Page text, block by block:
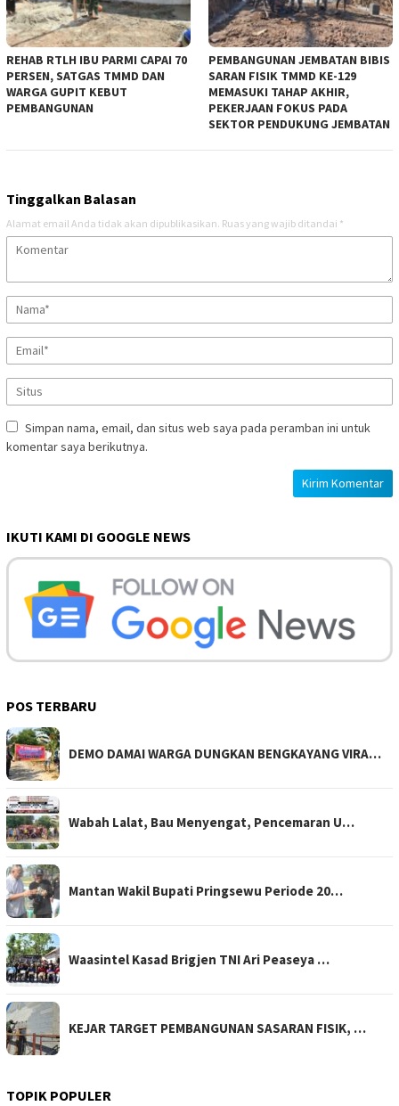
REHAB RTLH IBU PARMI CAPAI 70
PERSEN, SATGAS TMMD DAN
WARGA GUPIT KEBUT
PEMBANGUNAN
PEMBANGUNAN JEMBATAN BIBIS
SARAN FISIK TMMD KE-129
MEMASUKI TAHAP AKHIR,
PEKERJAAN FOKUS PADA
SEKTOR PENDUKUNG JEMBATAN
Tinggalkan Balasan
Alamat email Anda tidak akan dipublikasikan. Ruas yang wajib ditandai *
Simpan nama, email, dan situs web saya pada peramban ini untuk
komentar saya berikutnya.
IKUTI KAMI DI GOOGLE NEWS
POS TERBARU
DEMO DAMAI WARGA DUNGKAN BENGKAYANG VIRA…
Wabah Lalat, Bau Menyengat, Pencemaran U…
Mantan Wakil Bupati Pringsewu Periode 20…
Waasintel Kasad Brigjen TNI Ari Peaseya …
KEJAR TARGET PEMBANGUNAN SASARAN FISIK, …
TOPIK POPULER